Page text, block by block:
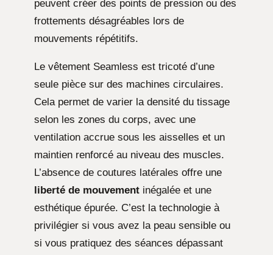
peuvent créer des points de pression ou des
frottements désagréables lors de
mouvements répétitifs.
Le vêtement Seamless est tricoté d’une
seule pièce sur des machines circulaires.
Cela permet de varier la densité du tissage
selon les zones du corps, avec une
ventilation accrue sous les aisselles et un
maintien renforcé au niveau des muscles.
L’absence de coutures latérales offre une
liberté de mouvement inégalée et une
esthétique épurée. C’est la technologie à
privilégier si vous avez la peau sensible ou
si vous pratiquez des séances dépassant